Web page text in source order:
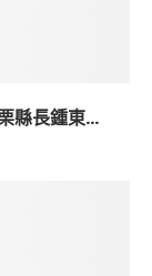
縣長鍾東...